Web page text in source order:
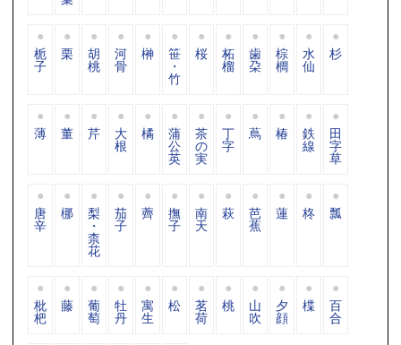
栀
子
栗 胡
桃
河
骨
榊 笹
・
竹
桜 柘
榴
歯
朶
棕
櫚
水
仙
杉
薄 董 芹 大
根
橘 蒲
公
英
茶
の
実
丁
字
蔦 椿 鉄
線
田
字
草
唐
辛
梛 梨
・
柰
花
茄
子
薺 撫
子
南
天
萩 芭
蕉
蓮 柊 瓢
枇
杷
藤 葡
萄
牡
丹
寓
生
松 茗
荷
桃 山
吹
夕
顔
楪 百
合